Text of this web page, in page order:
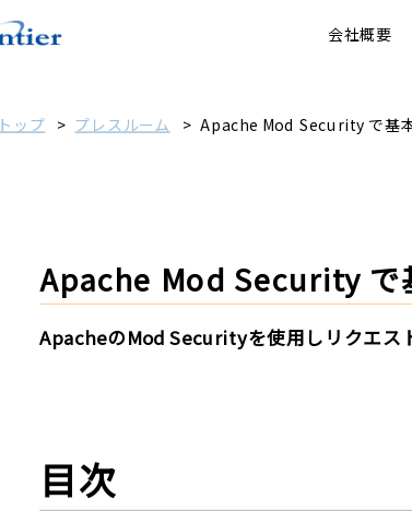
会社概要
トップ プレスルーム Apache Mod Security で基
Apache Mod Security で
ApacheのMod Securityを使用しリクエス
目次